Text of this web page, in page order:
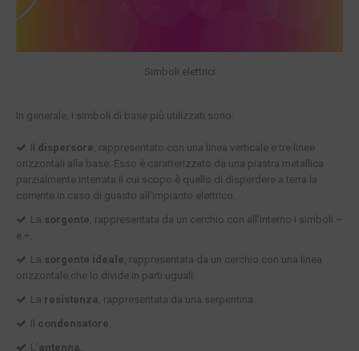
Simboli elettrici
In generale, i simboli di base più utilizzati sono:
Il dispersore , rappresentato con una linea verticale e tre linee
orizzontali alla base. Esso è caratterizzato da una piastra metallica
parzialmente interrata il cui scopo è quello di disperdere a terra la
corrente in caso di guasto all’impianto elettrico.
La sorgente , rappresentata da un cerchio con all’interno i simboli –
e +.
La sorgente ideale , rappresentata da un cerchio con una linea
orizzontale che lo divide in parti uguali.
La resistenza , rappresentata da una serpentina.
Il condensatore
L’antenna